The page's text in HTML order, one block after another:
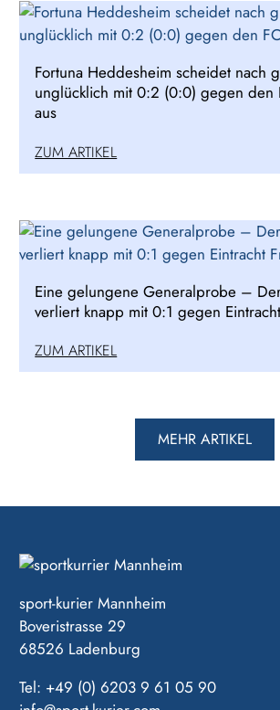
Fortuna Heddesheim scheidet nach
unglücklich mit 0:2 (0:0) gegen den
aus
ZUM ARTIKEL
Eine gelungene Generalprobe –
verliert knapp mit 0:1 gegen
ZUM ARTIKEL
MEHR ARTIKEL
sport-kurier Mannheim
Boveristrasse 29
68526 Ladenburg
Tel: +49 (0) 6203 9 61 05 90